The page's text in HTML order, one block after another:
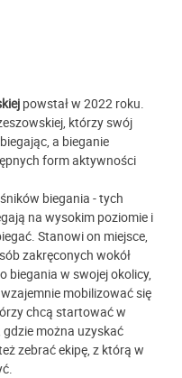
powstał w 2022 roku.
którzy swój
a bieganie
form aktywności
biegania - tych
na wysokim poziomie i
Stanowi on miejsce,
zakręconych wokół
biegania w swojej okolicy,
mobilizować się
chcą startować w
można uzyskać
zebrać ekipę, z którą w